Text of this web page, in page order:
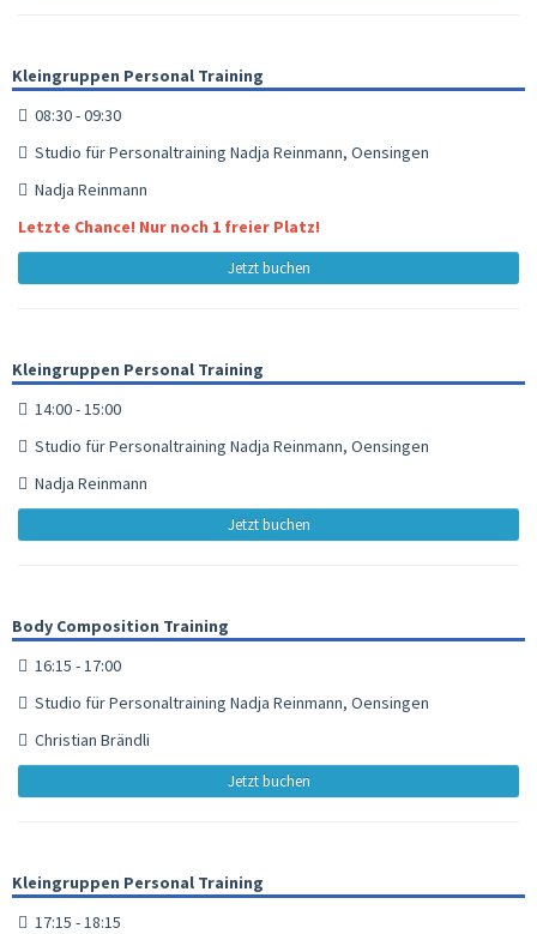
Kleingruppen Personal Training
08:30 - 09:30
Studio für Personaltraining Nadja Reinmann, Oensingen
Nadja Reinmann
Letzte Chance! Nur noch 1 freier Platz!
Jetzt buchen
Kleingruppen Personal Training
14:00 - 15:00
Studio für Personaltraining Nadja Reinmann, Oensingen
Nadja Reinmann
Jetzt buchen
Body Composition Training
16:15 - 17:00
Studio für Personaltraining Nadja Reinmann, Oensingen
Christian Brändli
Jetzt buchen
Kleingruppen Personal Training
17:15 - 18:15